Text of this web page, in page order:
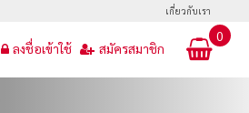
เกี่ยวกับเรา
0
ลงชื่อเข้าใช้ สมัครสมาชิก